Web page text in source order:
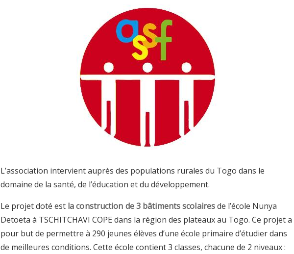
L’association intervient auprès des populations rurales du Togo dans le
domaine de la santé, de l’éducation et du développement.
Le projet doté est la construction de 3 bâtiments scolairesde l’école Nunya
Detoeta à TSCHITCHAVI COPE dans la région des plateaux au Togo. Ce projet a
pour but de permettre à 290 jeunes élèves d’une école primaire d’étudier dans
de meilleures conditions. Cette école contient 3 classes, chacune de 2 niveaux :